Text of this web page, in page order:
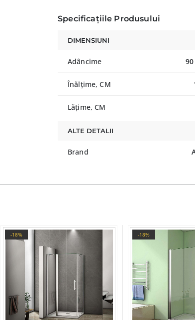
Specificațiile Produsului
DIMENSIUNI
Adâncime
Înălțime, CM
Lățime, CM
ALTE DETALII
Brand
-18% -18%